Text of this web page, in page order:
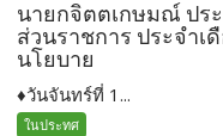
นายกจิตตเกษมณ์ ปร
ส่วนราชการ ประจำ
นโยบาย
♦️วันจันทร์ที่ 1...
ในประทศ